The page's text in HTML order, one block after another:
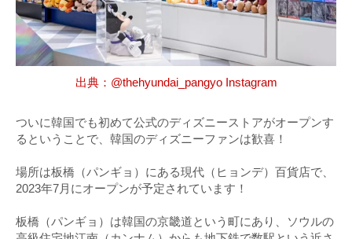
出典：@thehyundai_pangyo Instagram
ついに韓国でも初めて公式のディズニーストアがオープンす
るということで、韓国のディズニーファンは歓喜！
場所は板橋（パンギョ）にある現代（ヒョンデ）百貨店で、
2023年7月にオープンが予定されています！
板橋（パンギョ）は韓国の京畿道という町にあり、ソウルの